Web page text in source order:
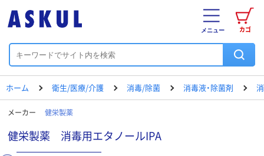
カゴ
メニュー
ホーム 衛生/医療/介護 消毒/除菌 消毒液・除菌剤
メーカー 健栄製薬
健栄製薬 消毒用エタノールIPA